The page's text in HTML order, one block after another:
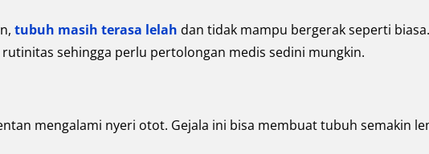
tubuh masih terasa lelah dan tidak mampu bergerak seperti biasa.
sehingga perlu pertolongan medis sedini mungkin.
mengalami nyeri otot. Gejala ini bisa membuat tubuh semakin